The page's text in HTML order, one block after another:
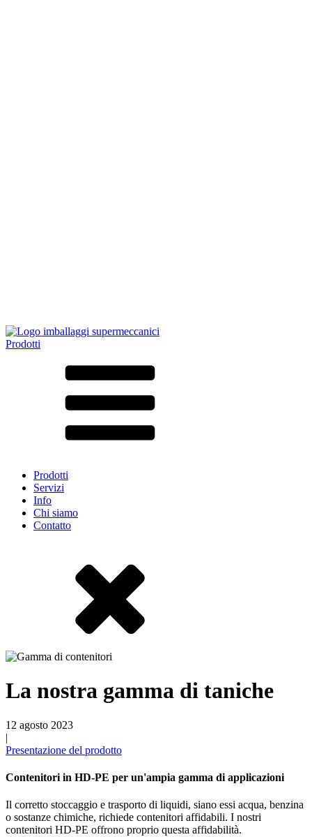
Prodotti
Secondo il materiale
Borsa e Bag-in-Box
Bottiglie di birra(16)
Prodotti chimici
Distributori e pompe(30)
Prodotti
Servizi
Info
Chi siamo
Contatto
La nostra gamma di taniche
12 agosto 2023
|
Presentazione del prodotto
Contenitori in HD-PE per un'ampia gamma di applicazioni
Il corretto stoccaggio e trasporto di liquidi, siano essi acqua, benzina
o sostanze chimiche, richiede contenitori affidabili. I nostri
contenitori HD-PE offrono proprio questa affidabilità.